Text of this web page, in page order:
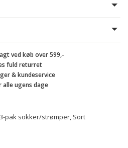
ved køb over 599,-
fuld returret
& kundeservice
alle ugens dage
pak sokker/strømper, Sort